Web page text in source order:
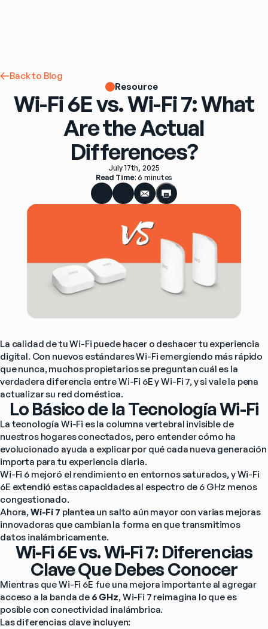
Back to Blog
Resource
Wi-Fi 6E vs. Wi-Fi 7: What
Are the Actual
Differences?
July 17th, 2025
Read Time: 6 minutes
La calidad de tu Wi-Fi puede hacer o deshacer tu experiencia
digital. Con nuevos estándares Wi-Fi emergiendo más rápido
que nunca, muchos propietarios se preguntan cuál es la
verdadera diferencia entre Wi-Fi 6E y Wi-Fi 7, y si vale la pena
actualizar su red doméstica.
Lo Básico de la Tecnología Wi-Fi
La tecnología Wi-Fi es la columna vertebral invisible de
nuestros hogares conectados, pero entender cómo ha
evolucionado ayuda a explicar por qué cada nueva generación
importa para tu experiencia diaria.
Wi-Fi 6 mejoró el rendimiento en entornos saturados, y Wi-Fi
6E extendió estas capacidades al espectro de 6 GHz menos
congestionado.
Ahora, Wi-Fi 7 plantea un salto aún mayor con varias mejoras
innovadoras que cambian la forma en que transmitimos
datos inalámbricamente.
Wi-Fi 6E vs. Wi-Fi 7: Diferencias
Clave Que Debes Conocer
Mientras que Wi-Fi 6E fue una mejora importante al agregar
acceso a la banda de 6 GHz, Wi-Fi 7 reimagina lo que es
posible con conectividad inalámbrica.
Las diferencias clave incluyen: